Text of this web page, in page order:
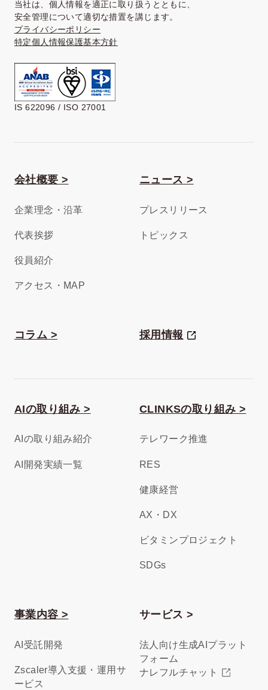
当社は、個人情報を適正に取り扱うとともに、
安全管理について適切な措置を講じます。
プライバシーポリシー
特定個人情報保護基本方針
IS 622096 / ISO 27001
会社概要 >
企業理念・沿革
代表挨拶
役員紹介
アクセス・MAP
ニュース >
プレスリリース
トピックス
コラム > 採用情報
AIの取り組み >
AIの取り組み紹介
AI開発実績一覧
CLINKSの取り組み >
テレワーク推進
RES
健康経営
AX・DX
ビタミンプロジェクト
SDGs
事業内容 >
AI受託開発
Zscaler導入支援・運用サ
ービス
サービス >
法人向け生成AIプラット
フォーム
ナレフルチャット